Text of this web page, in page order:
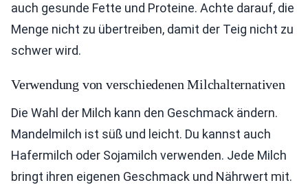
auch gesunde Fette und Proteine. Achte darauf, die
Menge nicht zu übertreiben, damit der Teig nicht zu
schwer wird.
Verwendung von verschiedenen Milchalternativen
Die Wahl der Milch kann den Geschmack ändern.
Mandelmilch ist süß und leicht. Du kannst auch
Hafermilch oder Sojamilch verwenden. Jede Milch
bringt ihren eigenen Geschmack und Nährwert mit.